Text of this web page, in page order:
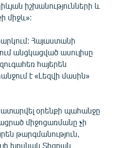
իշխանությունների և
միջև»:
Հայաստանի
անցկացված ասուլիսը
հայերեն
է «Լեզվի մասին»
օրենքի պահանջը
միջոցառմանը չի
թարգմանություն,
խոսնակ Տիգրան